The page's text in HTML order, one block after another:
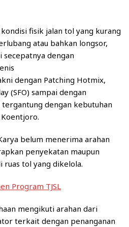
fisik jalan tol yang kurang
atau bahkan longsor,
secepatnya dengan
dengan Patching Hotmix,
(SFO) sampai dengan
dengan kebutuhan
belum menerima arahan
penyekatan maupun
ruas tol yang dikelola.
Program TJSL
mengikuti arahan dari
terkait dengan penanganan